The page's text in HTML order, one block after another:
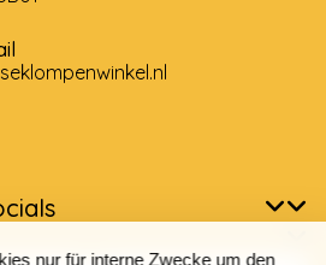
nur für interne Zwecke um den